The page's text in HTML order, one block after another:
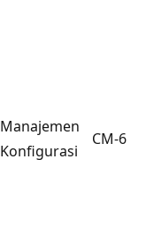
Manajemen
Konfigurasi
CM-6